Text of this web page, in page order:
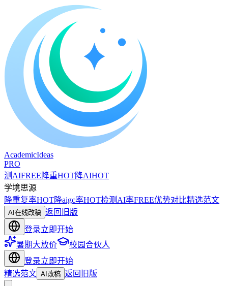
AcademicIdeas
PRO
测AIFREE 降重HOT降AIHOT
学境思源
降重复率HOT降aigc率HOT检测AI率FREE优势对比精选范文
AI在线改稿 返回旧版
登录立即开始
暑期大放价
校园合伙人
登录立即开始
精选范文 AI改稿 返回旧版